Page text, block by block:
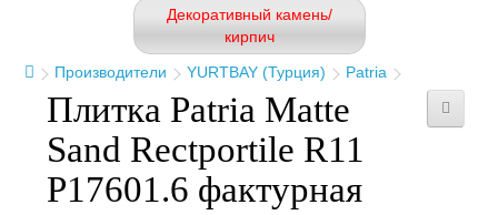
Декоративный камень/
кирпич
Производители
YURTBAY (Турция) Patria
Плитка Patria Matte
Sand Rectportile R11
P17601.6 фактурная